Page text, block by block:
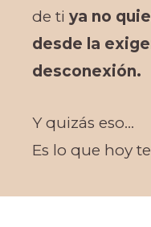
de ti ya no
desde la
desconexión.
Y quizás eso…
Es lo que hoy